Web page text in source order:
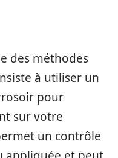
des méthodes
à utiliser un
pour
sur votre
un contrôle